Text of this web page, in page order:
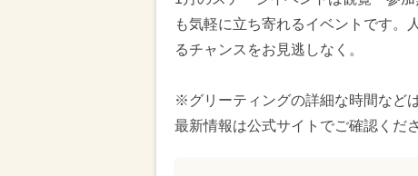
も気軽に立ち寄れるイベントです。
るチャンスをお見逃しなく。
※グリーティングの詳細な時間など
最新情報は公式サイトでご確認くださ